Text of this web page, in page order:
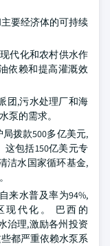
要经济体的可持续
代化和农村供水作
依赖和提高灌溉效
团,污水处理厂和海
泵的需求。
拨款500多亿美元,
这包括150亿美元专
洁水国家循环基金,
来水普及率为94%,
现代化。 巴西的
治理,激励各州投资
都严重依赖水泵系